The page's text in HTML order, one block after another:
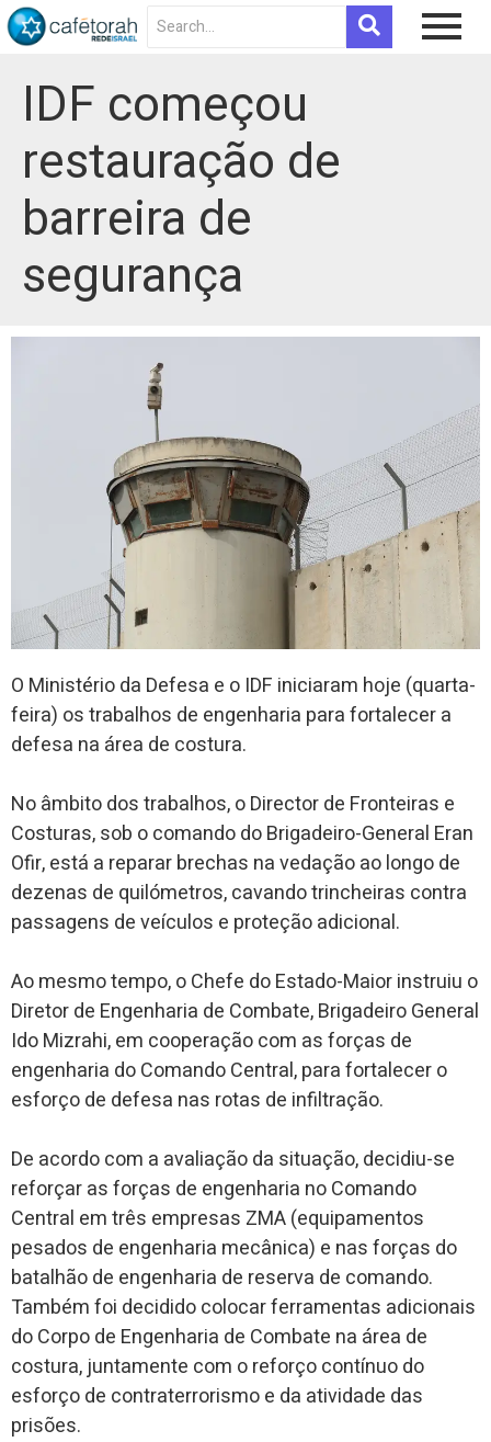
IDF começou
restauração de
barreira de
segurança
O Ministério da Defesa e o IDF iniciaram hoje (quarta-
feira) os trabalhos de engenharia para fortalecer a
defesa na área de costura.
No âmbito dos trabalhos, o Director de Fronteiras e
Costuras, sob o comando do Brigadeiro-General Eran
Ofir, está a reparar brechas na vedação ao longo de
dezenas de quilómetros, cavando trincheiras contra
passagens de veículos e proteção adicional.
Ao mesmo tempo, o Chefe do Estado-Maior instruiu o
Diretor de Engenharia de Combate, Brigadeiro General
Ido Mizrahi, em cooperação com as forças de
engenharia do Comando Central, para fortalecer o
esforço de defesa nas rotas de infiltração.
De acordo com a avaliação da situação, decidiu-se
reforçar as forças de engenharia no Comando
Central em três empresas ZMA (equipamentos
pesados ​​de engenharia mecânica) e nas forças do
batalhão de engenharia de reserva de comando.
Também foi decidido colocar ferramentas adicionais
do Corpo de Engenharia de Combate na área de
costura, juntamente com o reforço contínuo do
esforço de contraterrorismo e da atividade das
prisões.